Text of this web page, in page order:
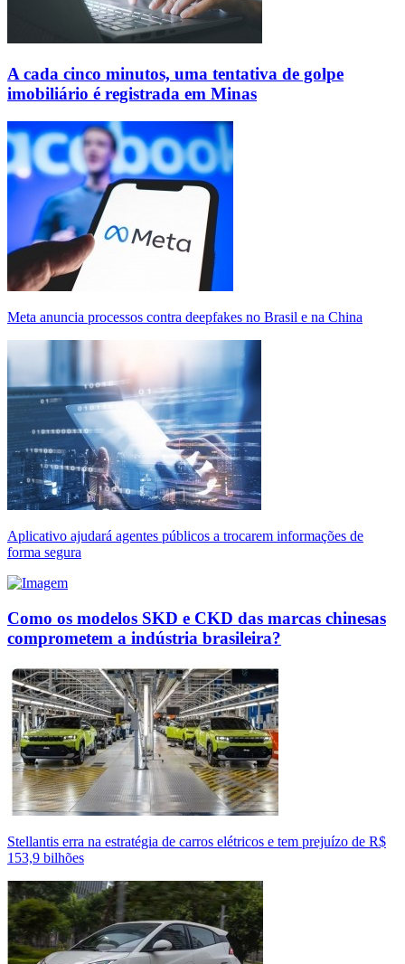
A cada cinco minutos, uma tentativa de golpe
imobiliário é registrada em Minas
Meta anuncia processos contra deepfakes no Brasil e na China
Aplicativo ajudará agentes públicos a trocarem informações de
forma segura
Como os modelos SKD e CKD das marcas chinesas
comprometem a indústria brasileira?
Stellantis erra na estratégia de carros elétricos e tem prejuízo de R$
153,9 bilhões